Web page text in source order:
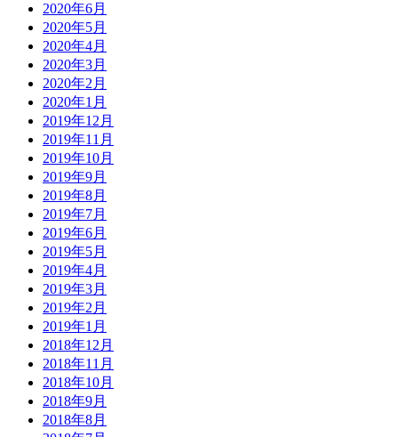
2020年6月
2020年5月
2020年4月
2020年3月
2020年2月
2020年1月
2019年12月
2019年11月
2019年10月
2019年9月
2019年8月
2019年7月
2019年6月
2019年5月
2019年4月
2019年3月
2019年2月
2019年1月
2018年12月
2018年11月
2018年10月
2018年9月
2018年8月